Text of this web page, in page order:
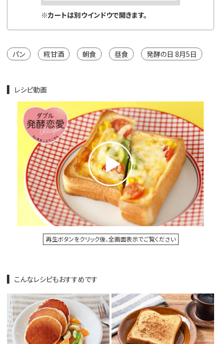
※カートは別ウインドウで開きます。
パン 糀甘酒 朝食 昼食 発酵の日 8月5日
レシピ動画
再生ボタンをクリック後、全画面表示でご覧ください
こんなレシピもおすすめです